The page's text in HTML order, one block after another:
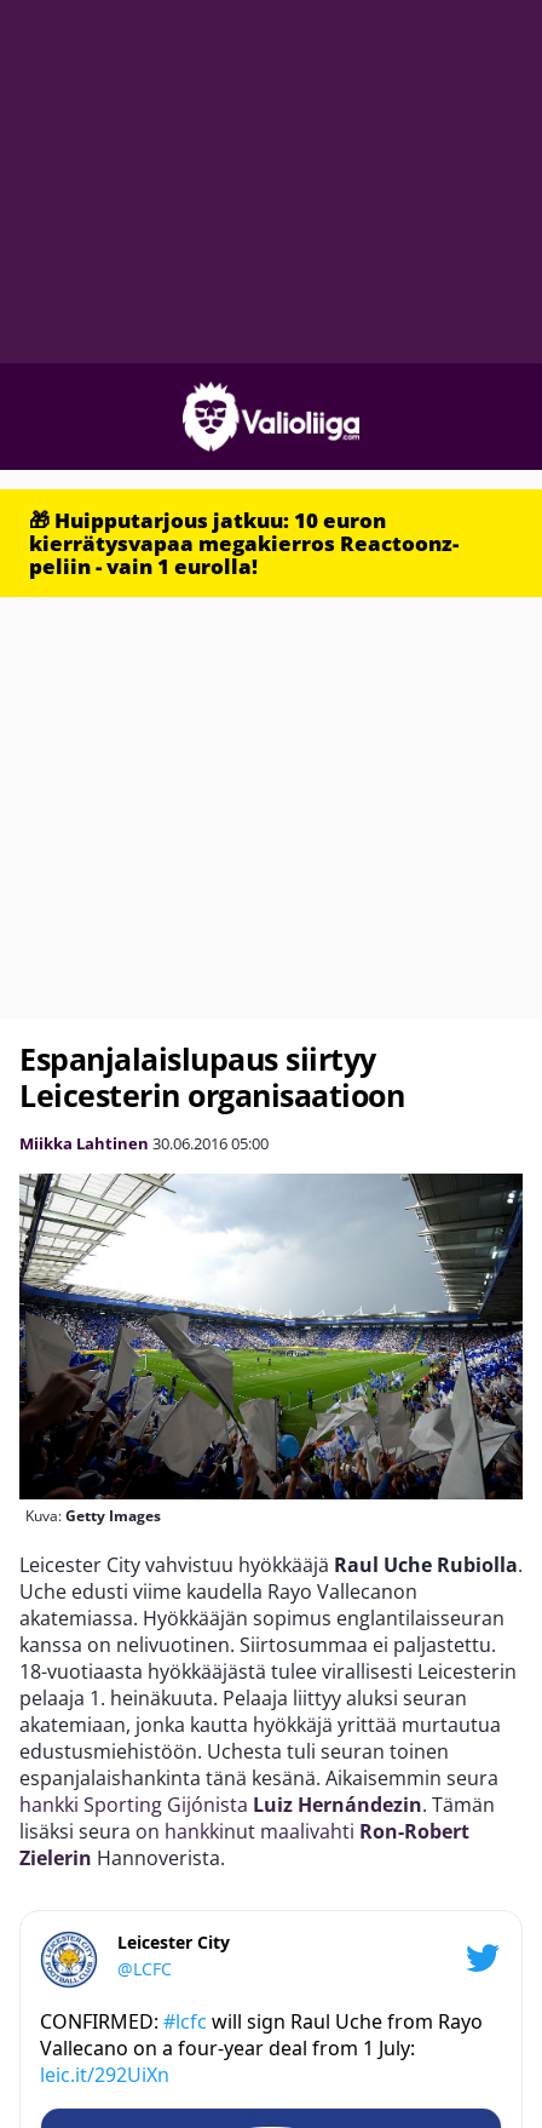
🎁 Huipputarjous jatkuu: 10 euron
kierrätysvapaa megakierros Reactoonz-
peliin - vain 1 eurolla!
Espanjalaislupaus siirtyy
Leicesterin organisaatioon
Miikka Lahtinen 30.06.201605:00
Kuva:Getty Images
Leicester City vahvistuu hyökkääjä Raul Uche Rubiolla.
Uche edusti viime kaudella Rayo Vallecanon
akatemiassa. Hyökkääjän sopimus englantilaisseuran
kanssa on nelivuotinen. Siirtosummaa ei paljastettu.
18-vuotiaasta hyökkääjästä tulee virallisesti Leicesterin
pelaaja 1. heinäkuuta. Pelaaja liittyy aluksi seuran
akatemiaan, jonka kautta hyökkäjä yrittää murtautua
edustusmiehistöön. Uchesta tuli seuran toinen
espanjalaishankinta tänä kesänä. Aikaisemmin seura
hankki Sporting Gijónista Luiz Hernándezin. Tämän
lisäksi seura on hankkinut maalivahti Ron-Robert
Zielerin Hannoverista.
Leicester City
@LCFC
CONFIRMED: #lcfc will sign Raul Uche from Rayo
Vallecano on a four-year deal from 1 July:
leic.it/292UiXn